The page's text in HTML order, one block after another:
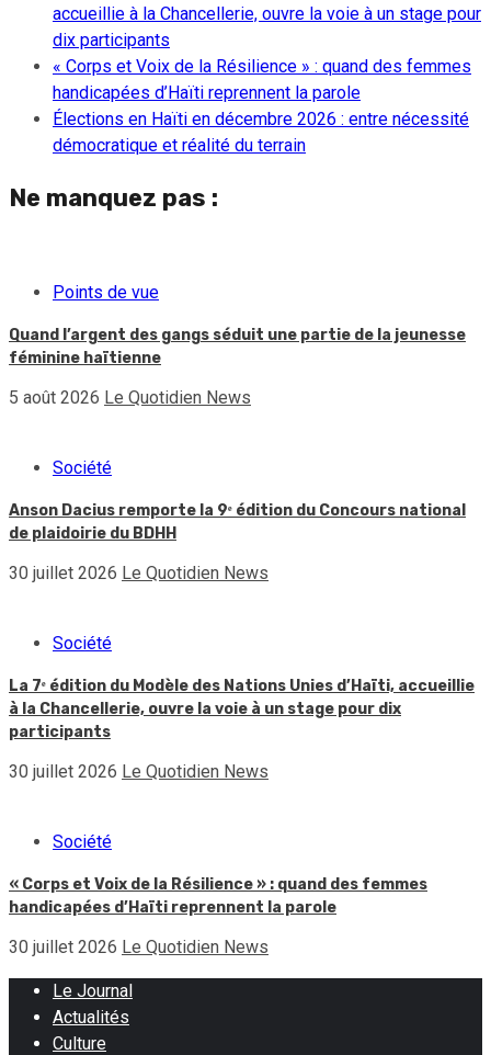
accueillie à la Chancellerie, ouvre la voie à un stage pour
dix participants
« Corps et Voix de la Résilience » : quand des femmes
handicapées d’Haïti reprennent la parole
Élections en Haïti en décembre 2026 : entre nécessité
démocratique et réalité du terrain
Ne manquez pas :
Points de vue
Quand l’argent des gangs séduit une partie de la jeunesse
féminine haïtienne
5 août 2026 Le Quotidien News
Société
Anson Dacius remporte la 9ᵉ édition du Concours national
de plaidoirie du BDHH
30 juillet 2026 Le Quotidien News
Société
La 7ᵉ édition du Modèle des Nations Unies d’Haïti, accueillie
à la Chancellerie, ouvre la voie à un stage pour dix
participants
30 juillet 2026 Le Quotidien News
Société
« Corps et Voix de la Résilience » : quand des femmes
handicapées d’Haïti reprennent la parole
30 juillet 2026 Le Quotidien News
Le Journal
Actualités
Culture